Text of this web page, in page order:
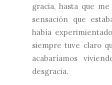
gracia, hasta que
sensación que
había
siempre tuve claro
acabaríamos
desgracia.